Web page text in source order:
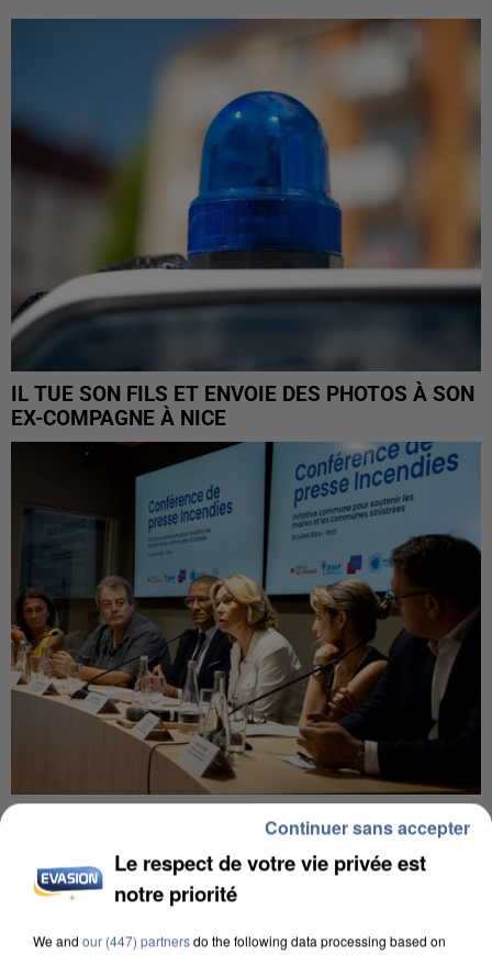
IL TUE SON FILS ET ENVOIE DES PHOTOS À SON
EX-COMPAGNE À NICE
INCENDIES : L’ÎLE-DE-FRANCE LANCE UN ÉLAN
DE SOLIDARITÉ AVEC LES...
Le respect de votre vie privée est
notre priorité
We and our (447) partnersdo the following data processing based on
Continuer sans accepter